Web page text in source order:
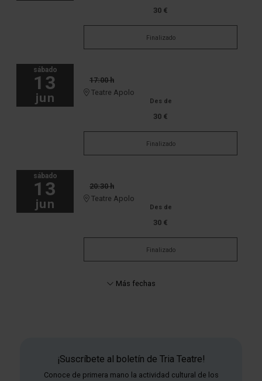
30 €
Finalizado
sábado
13
jun
17:00 h
Teatre Apolo
Des de
30 €
Finalizado
sábado
13
jun
20:30 h
Teatre Apolo
Des de
30 €
Finalizado
Más fechas
¡Suscríbete al boletín de Tria Teatre!
Conoce de primera mano la actividad cultural de los